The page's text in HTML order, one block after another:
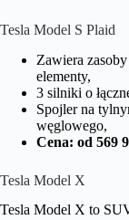
Tesla Model S Plaid
Zawiera
elementy,
3 silniki o
Spojler na
węglowego,
Cena: od 569
Tesla Model X
Tesla Model X to